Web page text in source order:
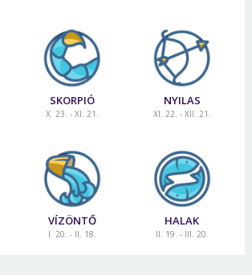
SKORPIÓ
X. 23. - XI. 21.
NYILAS
XI. 22. - XII. 21.
VÍZÖNTŐ
I. 20. - II. 18.
HALAK
II. 19. - III. 20.